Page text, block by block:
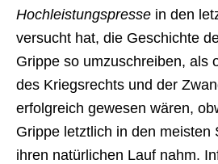
Hochleistungspresse in den
versucht hat, die Geschichte
Grippe so umzuschreiben, als
des Kriegsrechts und der
erfolgreich gewesen wären,
Grippe letztlich in den meisten
ihren natürlichen Lauf nahm.